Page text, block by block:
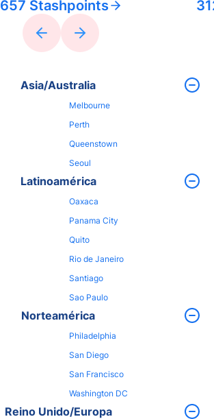
657 Stashpoints
Asia/Australia
Melbourne
Perth
Queenstown
Seoul
Latinoamérica
Oaxaca
Panama City
Quito
Rio de Janeiro
Santiago
Sao Paulo
Norteamérica
Philadelphia
San Diego
San Francisco
Washington DC
Reino Unido/Europa